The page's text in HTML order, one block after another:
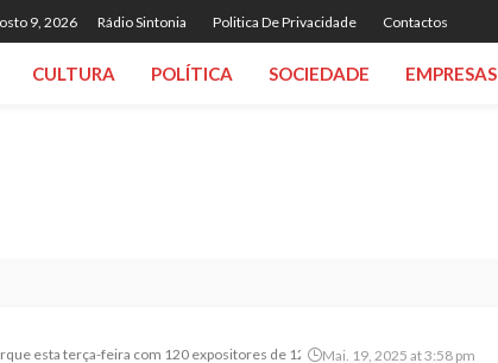
9, 2026 Rádio Sintonia Politica De Privacidade Contactos
CULTURA POLÍTICA SOCIEDADE EMPRESAS
esta terça-feira com 120 expositores de 12 paísesMai. 19, 2025 at 3:58 pm